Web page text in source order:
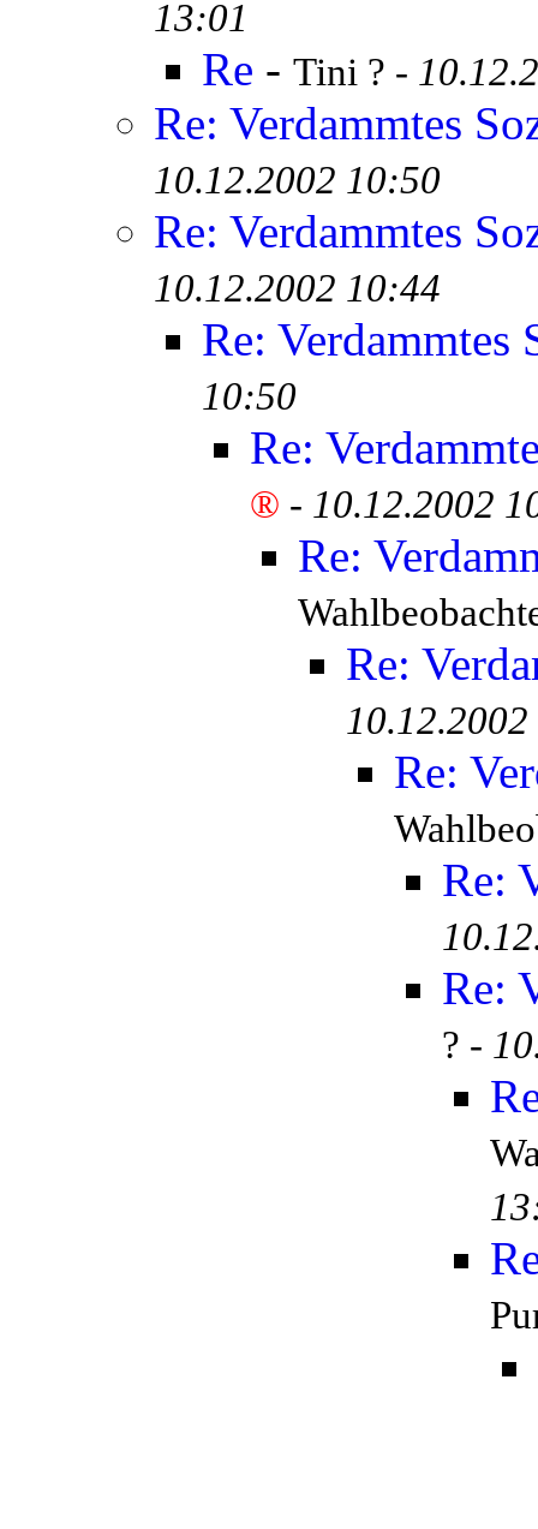
13:01
Re - Tini ? -
Re: Verdammtes
10.12.2002 10:50
Re: Verdammtes
10.12.2002 10:44
Re: Verdammtes
10:50
Re:
® - 10.12.2002
Re:
Re:
Re:
Re:
Re:
? -